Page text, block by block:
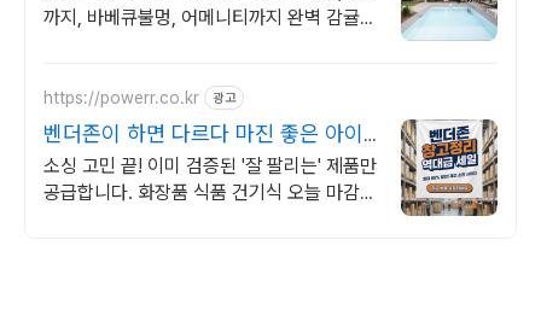
까지, 바베큐불멍, 어메니티까지 완벽 감귤로
https://powerr.co.kr 광고
벤더존이 하면 다르다 마진 좋은 아이
템 리스트공개
소싱 고민 끝! 이미 검증된 '잘 팔리는' 제품만
공급합니다. 화장품 식품 건기식 오늘 마감